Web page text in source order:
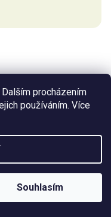
procházením
používáním. Více
Souhlasím